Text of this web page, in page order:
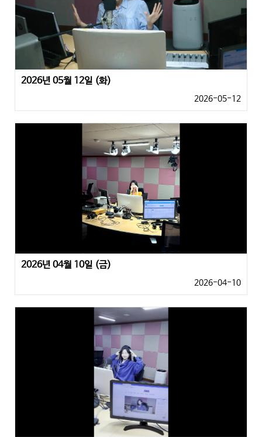
2026년 05월 12일 (화)
2026-05-12
2026년 04월 10일 (금)
2026-04-10